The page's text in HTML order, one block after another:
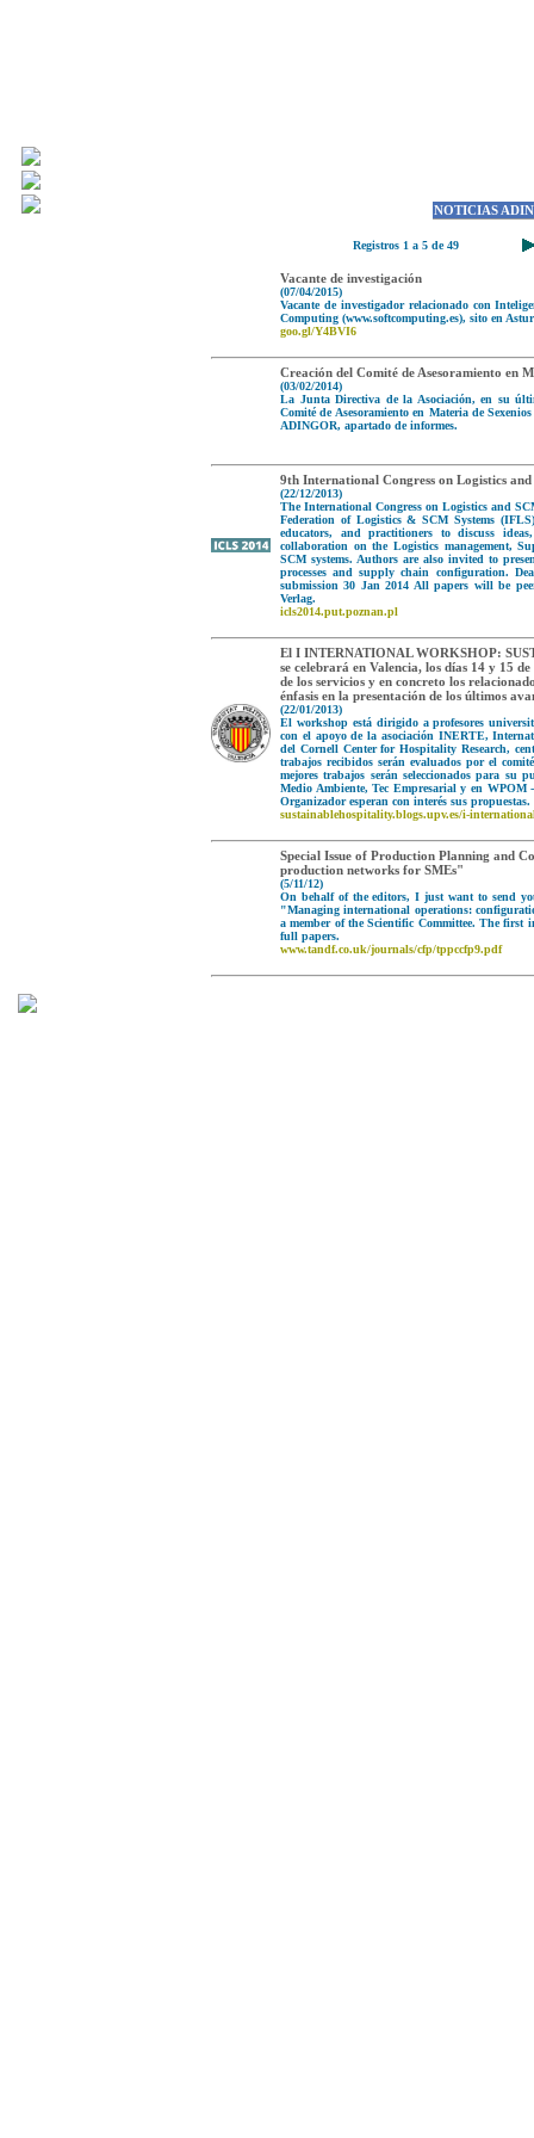
NOTICIAS
Vacante de investigación
(07/04/2015)
Vacante de investigador relacionado con
Computing (www.softcomputing.es), sito en
goo.gl/Y4BVI6
Creación del Comité de Asesoramiento en
(03/02/2014)
La Junta Directiva de la Asociación, en su
Comité de Asesoramiento en Materia de
ADINGOR, apartado de informes.
9th International Congress on Logistics
(22/12/2013)
The International Congress on Logistics and
Federation of Logistics & SCM Systems
educators, and practitioners to discuss
collaboration on the Logistics management,
SCM systems. Authors are also invited to
processes and supply chain configuration.
submission 30 Jan 2014 All papers will be
Verlag.
icls2014.put.poznan.pl
El I INTERNATIONAL WORKSHOP:
se celebrará en Valencia, los días 14 y 15
de los servicios y en concreto los
énfasis en la presentación de los últimos
(22/01/2013)
El workshop está dirigido a profesores
con el apoyo de la asociación INERTE,
del Cornell Center for Hospitality Research,
trabajos recibidos serán evaluados por el
mejores trabajos serán seleccionados para su
Medio Ambiente, Tec Empresarial y en WPOM
Organizador esperan con interés sus propuestas.
sustainablehospitality.blogs.upv.es/i-
Special Issue of Production Planning and
production networks for SMEs"
(5/11/12)
On behalf of the editors, I just want to send
"Managing international operations:
a member of the Scientific Committee. The first
full papers.
www.tandf.co.uk/journals/cfp/tppccfp9.pdf
Registros 1 a 5 de 49